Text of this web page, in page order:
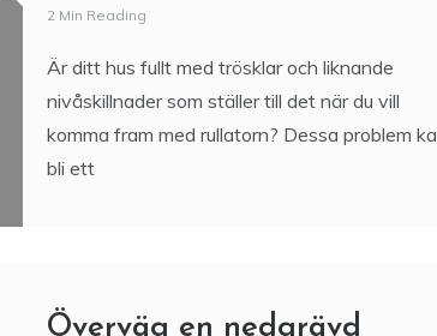
Gör ditt hus klart för
rullatorn med tröskelrampar
2 Min Reading
Är ditt hus fullt med trösklar och liknande